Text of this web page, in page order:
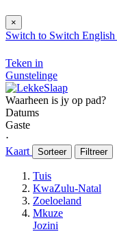
×
Switch to Switch English
Teken in
Gunstelinge
Waarheen is jy op pad?
Datums
Gaste
⋅
Kaart
Sorteer Filtreer
Tuis
KwaZulu-Natal
Zoeloeland
Mkuze
Jozini